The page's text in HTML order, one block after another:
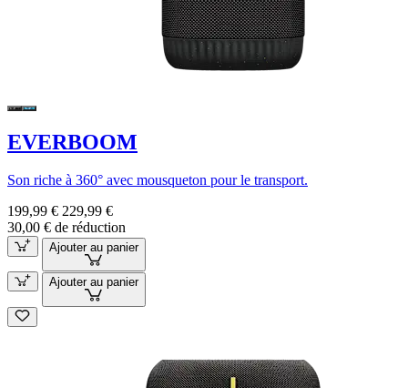
EVERBOOM
Son riche à 360° avec mousqueton pour le transport.
199,99 € 229,99 €
30,00 € de réduction
Ajouter au panier
Ajouter au panier